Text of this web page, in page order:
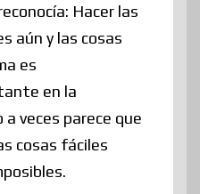
Hacer las
aún y las cosas
es
en la
veces parece que
cosas fáciles